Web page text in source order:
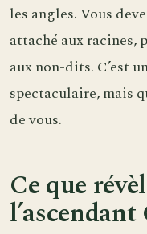
les angles. Vous
attaché aux racines,
aux non-dits. C’est
spectaculaire, mais
de vous.
Ce que